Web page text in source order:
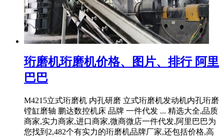
珩磨机珩磨机价格、图片、排行 阿里
巴巴
M4215立式珩磨机 内孔研磨 立式珩磨机发动机内孔珩磨
镗缸磨轴 鹏达数控机床 品牌 一件代发 ... 精选大全,品质
商家,实力商家,进口商家,微商微店一件代发,阿里巴巴为
您找到2,482个有实力的珩磨机品牌厂家,还包括价格,高